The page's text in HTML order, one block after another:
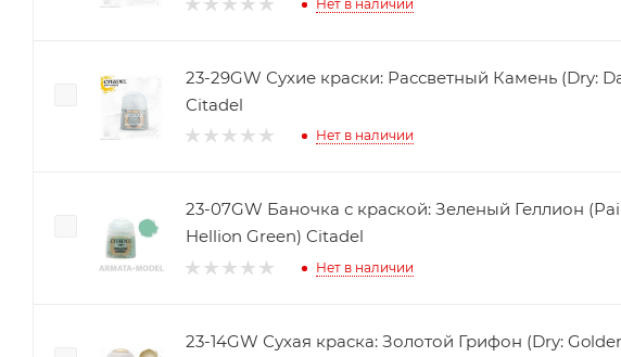
Нет в наличии
23-29GW Сухие краски: Рассветный Камень (Dry:
Citadel
Нет в наличии
23-07GW Баночка с краской: Зеленый Геллион
Hellion Green) Citadel
Нет в наличии
23-14GW Сухая краска: Золотой Грифон (Dry: